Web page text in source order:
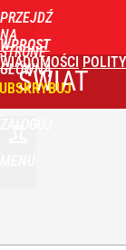
PRZEJDŹ
NA
STRONĘ
GŁÓWNĄ
WPROST
WIADOMOŚCI
ŚWIAT